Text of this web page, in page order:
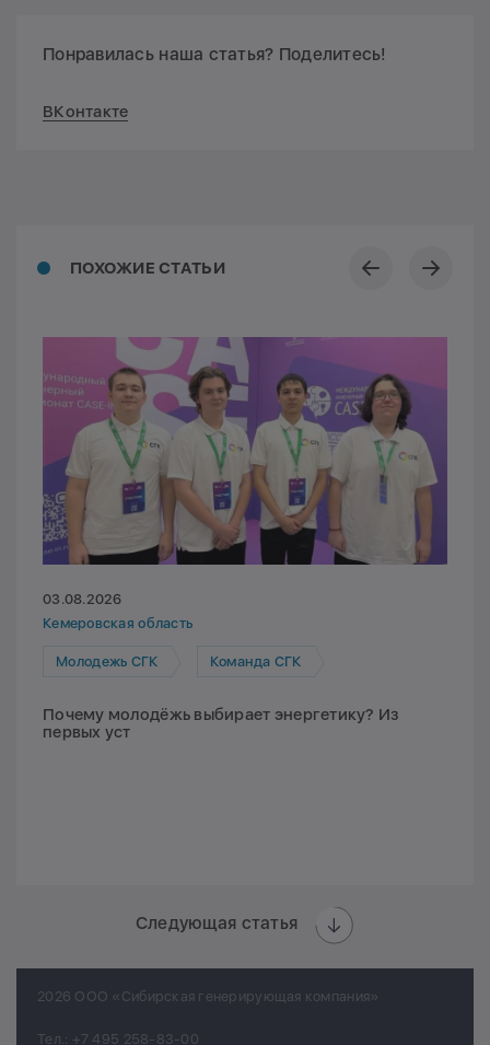
Понравилась наша статья? Поделитесь!
ВКонтакте
ПОХОЖИЕ СТАТЬИ
03.08.2026
Кемеровская область
Молодежь СГК Команда СГК
Почему молодёжь выбирает энергетику? Из
первых уст
Следующая статья
2026 ООО «Сибирская генерирующая компания»
Тел.: +7 495 258-83-00